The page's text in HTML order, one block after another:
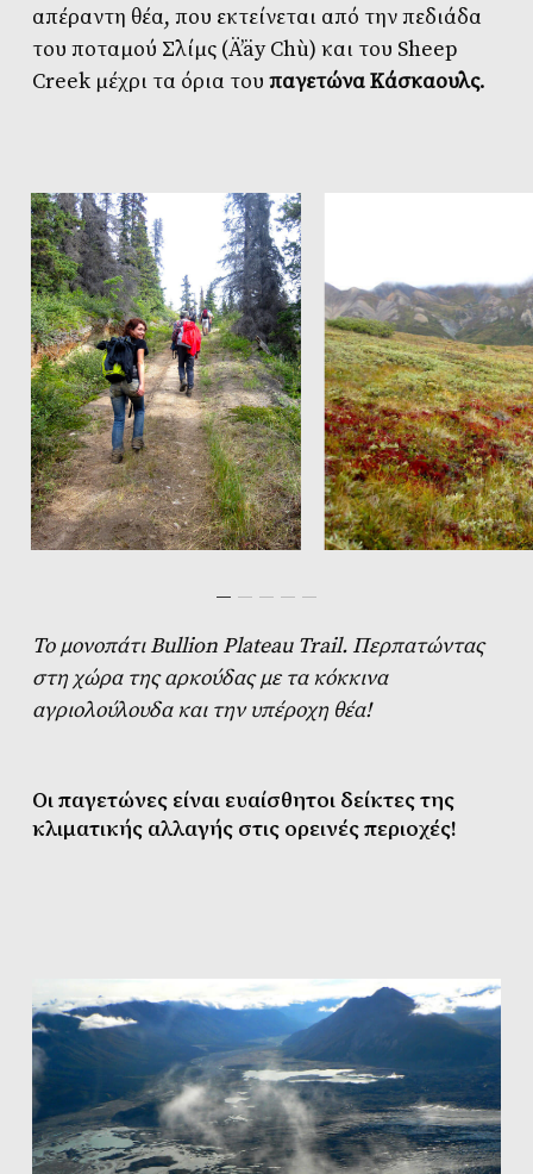
απέραντη θέα, που εκτείνεται από την πεδιάδα
του ποταμού Σλίμς (Ä’äy Chù) και του Sheep
Creek μέχρι τα όρια του παγετώνα Kάσκαουλς.
Το μονοπάτι Bullion Plateau Trail. Περπατώντας
στη χώρα της αρκούδας με τα κόκκινα
αγριολούλουδα και την υπέροχη θέα!
Οι παγετώνες είναι ευαίσθητοι δείκτες της
κλιματικής αλλαγής στις ορεινές περιοχές!